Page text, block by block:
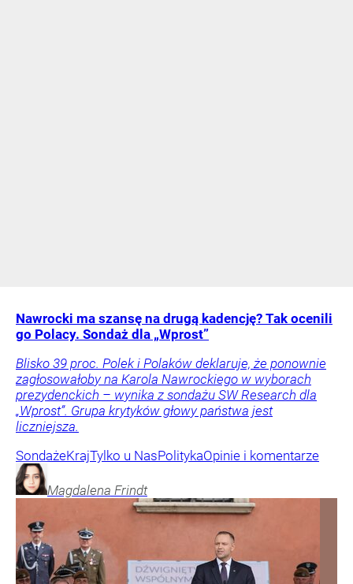
Nawrocki ma szansę na drugą kadencję? Tak ocenili
go Polacy. Sondaż dla „Wprost”
Blisko 39 proc. Polek i Polaków deklaruje, że ponownie
zagłosowałoby na Karola Nawrockiego w wyborach
prezydenckich – wynika z sondażu SW Research dla
„Wprost”. Grupa krytyków głowy państwa jest
liczniejsza.
SondażeKrajTylko u NasPolitykaOpinie i komentarze
Magdalena Frindt